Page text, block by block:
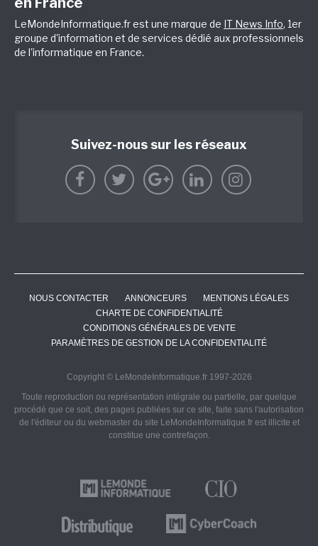
LeMondeInformatique.fr est une marque de IT News Info, 1er
groupe d'information et de services dédié aux professionnels
de l'informatique en France.
Suivez-nous sur les réseaux
NOUS CONTACTER ANNONCEURS
MENTIONS LÉGALES
CHARTE DE CONFIDENTIALITÉ
CONDITIONS GÉNÉRALES DE VENTE
PARAMÈTRES DE GESTION DE LA CONFIDENTIALITÉ
Copyright © LeMondeInformatique.fr 1997-2026
Toute reproduction ou représentation intégrale ou partielle, par quelque
procédé que ce soit, des pages publiées sur ce site, faite sans l'autorisation
de l'éditeur ou du webmaster du site LeMondeInformatique.fr est illicite et
constitue une contrefaçon.